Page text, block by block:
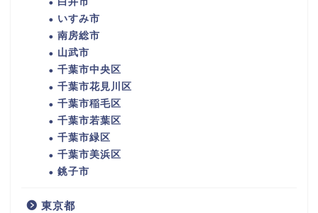
いすみ市
南房総市
山武市
千葉市中央区
千葉市花見川区
千葉市稲毛区
千葉市若葉区
千葉市緑区
千葉市美浜区
銚子市
東京都